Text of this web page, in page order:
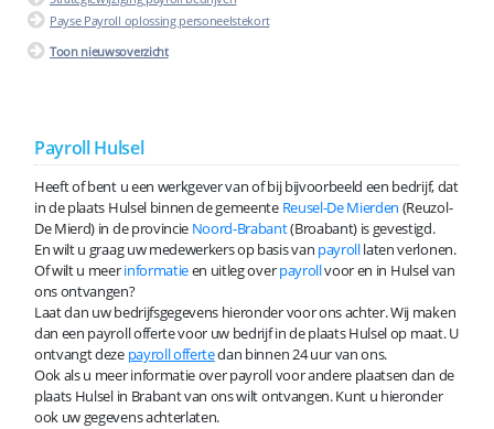
Payse Payroll oplossing personeelstekort
Toon nieuwsoverzicht
Payroll Hulsel
Heeft of bent u een werkgever van of bij bijvoorbeeld een bedrijf, dat
in de plaats Hulsel binnen de gemeente Reusel-De Mierden (Reuzol-
De Mierd) in de provincie Noord-Brabant(Broabant) is gevestigd.
En wilt u graag uw medewerkers op basis van payrolllaten verlonen.
Of wilt u meerinformatieen uitleg overpayrollvoor en in Hulsel van
ons ontvangen?
Laat dan uw bedrijfsgegevens hieronder voor ons achter. Wij maken
dan een payroll offerte voor uw bedrijf in de plaats Hulsel op maat. U
ontvangt deze payroll offertedan binnen 24 uur van ons.
Ook als u meer informatie over payroll voor andere plaatsen dan de
plaats Hulsel in Brabant van ons wilt ontvangen. Kunt u hieronder
ook uw gegevens achterlaten.